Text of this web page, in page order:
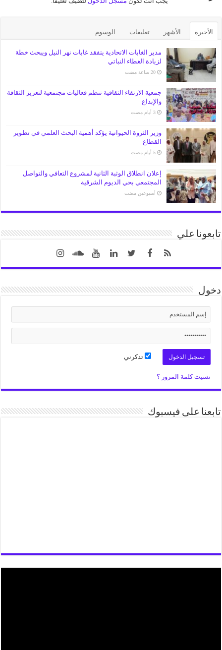
الأخيرة الأشهر تعليقات الوسوم
مدير الغابات الاتحادية يتفقد غابات نهر النيل ويبحث خطة
لزيادة الغطاء النباتي
‏20 ساعة مضت
جمعية الارتقاء الثقافية تنظم فعاليات مجتمعية لتعزيز الثقافة
والإبداع
‏3 أيام مضت
وزير الثروة الحيوانية يؤكد أهمية البحث العلمي في تطوير
القطاع
‏5 أيام مضت
إعلان انطلاق الوثبة الثانية لمشروع التعافي والتواصل
المجتمعي بحي الديوم الشرقية
‏أسبوعين مضت
تابعونا علي
دخول
تذكرني
نسيت كلمة المرور ؟
تابعنا على فيسبوك